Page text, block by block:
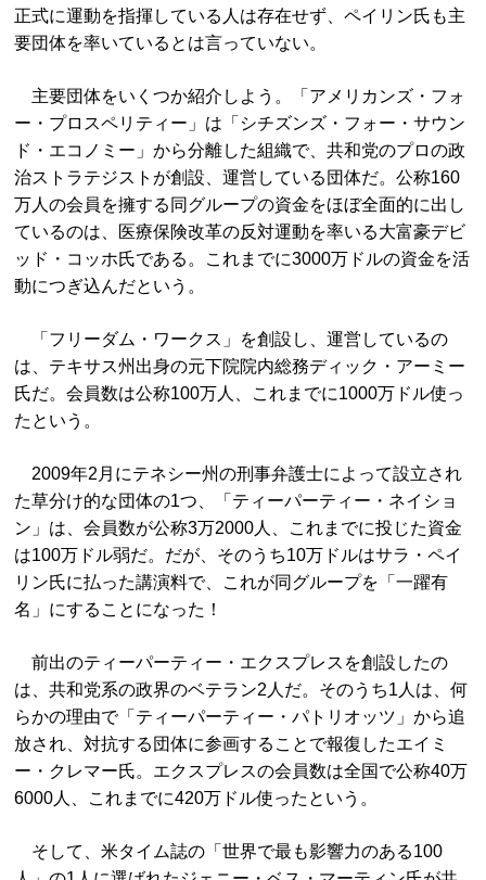
正式に運動を指揮している人は存在せず、ペイリン氏も主
要団体を率いているとは言っていない。
主要団体をいくつか紹介しよう。「アメリカンズ・フォ
ー・プロスペリティー」は「シチズンズ・フォー・サウン
ド・エコノミー」から分離した組織で、共和党のプロの政
治ストラテジストが創設、運営している団体だ。公称160
万人の会員を擁する同グループの資金をほぼ全面的に出し
ているのは、医療保険改革の反対運動を率いる大富豪デビ
ッド・コッホ氏である。これまでに3000万ドルの資金を活
動につぎ込んだという。
「フリーダム・ワークス」を創設し、運営しているの
は、テキサス州出身の元下院院内総務ディック・アーミー
氏だ。会員数は公称100万人、これまでに1000万ドル使っ
たという。
2009年2月にテネシー州の刑事弁護士によって設立され
た草分け的な団体の1つ、「ティーパーティー・ネイショ
ン」は、会員数が公称3万2000人、これまでに投じた資金
は100万ドル弱だ。だが、そのうち10万ドルはサラ・ペイ
リン氏に払った講演料で、これが同グループを「一躍有
名」にすることになった！
前出のティーパーティー・エクスプレスを創設したの
は、共和党系の政界のベテラン2人だ。そのうち1人は、何
らかの理由で「ティーパーティー・パトリオッツ」から追
放され、対抗する団体に参画することで報復したエイミ
ー・クレマー氏。エクスプレスの会員数は全国で公称40万
6000人、これまでに420万ドル使ったという。
そして、米タイム誌の「世界で最も影響力のある100